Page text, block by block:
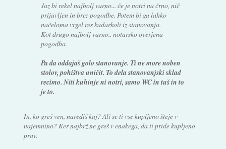
Jaz bi rekel najbolj varno... če je notri na črno, nič
prijavljen in brez pogodbe. Potem bi ga lahko
načeloma vrgel res kadarkoli iz stanovanja.
Kot drugo najbolj varno.. notarsko overjena
pogodba.
Pa da oddajaš golo stanovanje. Ti ne more noben
stolov, pohištva uničit. To dela stanovanjski sklad
recimo. Niti kuhinje ni notri, samo WC in tuš in to
je to.
In, ko greš ven, narediš kaj? Ali se ti vse kupljeno šteje v
najemnino? Ker najbrž ne greš v enakega, da ti pride kupljeno
prav.